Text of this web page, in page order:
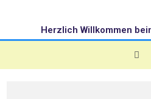
Herzlich Willkommen